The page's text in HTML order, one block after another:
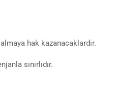
hak kazanacaklardır.
sınırlıdır.